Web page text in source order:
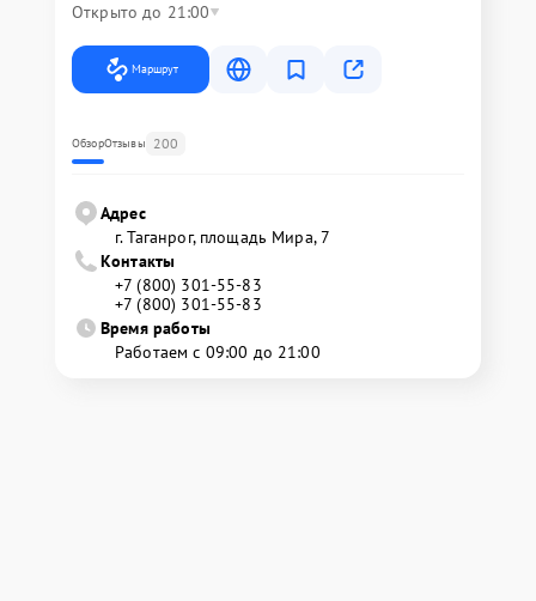
Открыто до 21:00
Маршрут
ОбзорОтзывы 200
Адрес
г. Таганрог, площадь Мира, 7
Контакты
+7 (800) 301-55-83
+7 (800) 301-55-83
Время работы
Работаем с 09:00 до 21:00